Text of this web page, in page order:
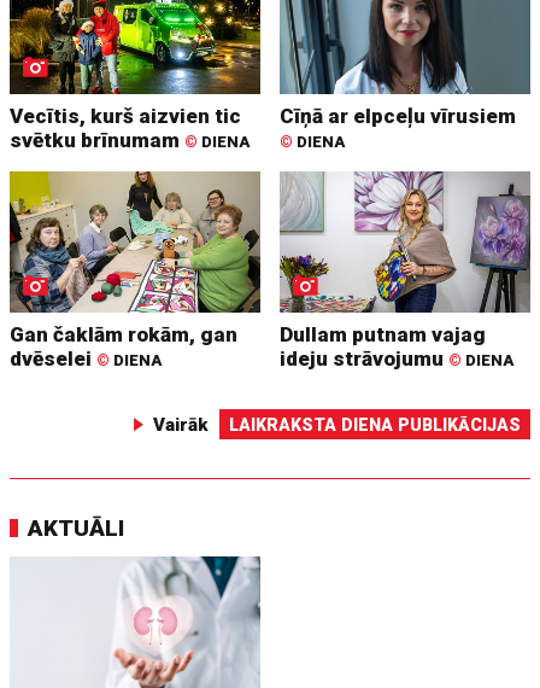
Vecītis, kurš aizvien tic
svētku brīnumam © DIENA
Cīņā ar elpceļu vīrusiem
© DIENA
Gan čaklām rokām, gan
dvēselei © DIENA
Dullam putnam vajag
ideju strāvojumu © DIENA
Vairāk LAIKRAKSTA DIENA PUBLIKĀCIJAS
AKTUĀLI